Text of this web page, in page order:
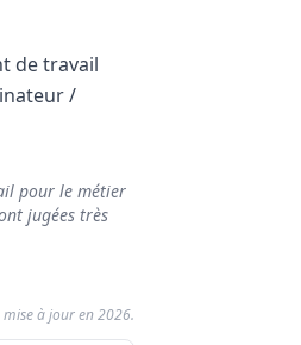
de travail
/
pour le métier
jugées très
à jour en 2026.